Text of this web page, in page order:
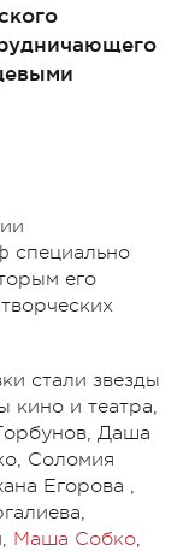
специально
его
стали звезды
кино и театра,
Даша
Соломия
Егорова ,
Маша Собко,